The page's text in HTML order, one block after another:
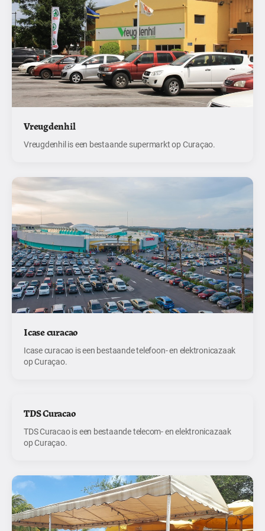
Vreugdenhil
Vreugdenhil is een bestaande supermarkt op Curaçao.
Icase curacao
Icase curacao is een bestaande telefoon- en elektronicazaak
op Curaçao.
TDS Curacao
TDS Curacao is een bestaande telecom- en elektronicazaak
op Curaçao.